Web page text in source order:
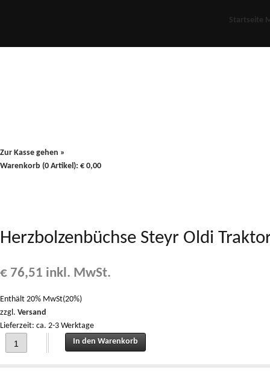
Startseite
Zur Kasse gehen »
Warenkorb (0 Artikel): € 0,00
Herzbolzenbüchse Steyr Oldi
€ 76,51 inkl. MwSt.
Enthält 20% MwSt(20%)
zzgl. Versand
Lieferzeit: ca. 2-3 Werktage
Herzbolzenbüchse Steyr Oldi Traktore T185 und T280 (R) quantity
In den Warenkorb